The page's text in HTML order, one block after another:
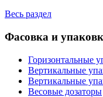
Весь раздел
Фасовка и
Горизонтальные
Вертикальные
Вертикальные
Весовые дозаторы